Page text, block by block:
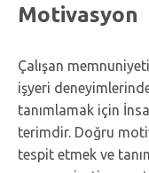
Motivasyon
Çalışan
işyeri
tanımlamak için
terimdir. Doğru
tespit etmek ve